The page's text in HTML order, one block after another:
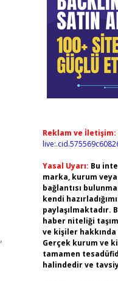
Reklam ve İletişim:
Yasal Uyarı: Bu
marka, kurum
bağlantısı
kendi
paylaşılmaktadır.
haber niteliği
ve kişiler hakkında
Gerçek kurum ve
tamamen
halindedir ve